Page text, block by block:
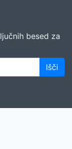
besed za
Išči